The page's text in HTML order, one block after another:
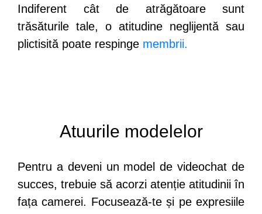
Indiferent cât de atrăgătoare sunt
trăsăturile tale, o atitudine neglijentă sau
plictisită poate respinge membrii.
Atuurile modelelor
Pentru a deveni un model de videochat de
succes, trebuie să acorzi atenție atitudinii în
fața camerei. Focusează-te și pe expresiile